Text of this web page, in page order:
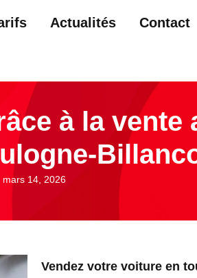
Actualités Contact
à la
mars 14, 2026
Vendez votre voiture en